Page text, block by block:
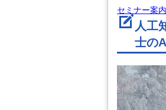
セミナー案内
人工
士の